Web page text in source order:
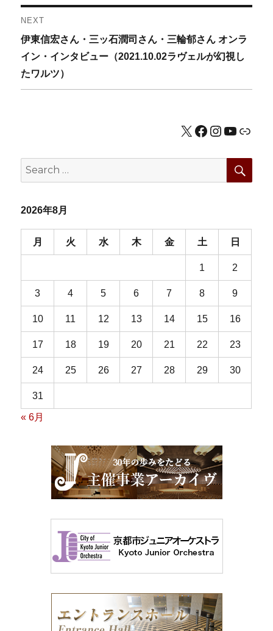
ビ
ゲ
ー
シ
NEXT
Next
post:
伊東信宏さん・三ッ石潤司さん・三輪郁さん オンラ
イン・インタビュー（2021.10.02ラヴェルが幻視し
たワルツ）
X Facebook
Instagram
公式HP
Search
for:
2026年8月
月 火 水 木 金 土 日
1 2
3 4 5 6 7 8 9
10 11 12 13 14 15 16
17 18 19 20 21 22 23
24 25 26 27 28 29 30
31
« 6月